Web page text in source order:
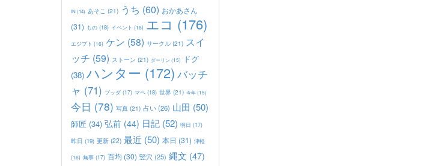
IN(14) あそこ (21) うち (60) おかあさん
(31) もの (18) イベント (16) エコ (176)
エジプト (16) ケン (58) サークル (21) スイ
ッチ (59) ストーン (21) ダーリン(15)
ドグ
(38) ハンター (172) バッチ
ャ (71) ブッダ (17) マペ (18) 世界 (21) 今年(15)
今日 (78) 写真 (21) 占い(26) 山田 (50)
師匠 (34) 弘前 (44) 日記 (52) 明日 (17)
昨日 (19) 更新 (22) 最近 (50) 本日 (31) 津軽
(16) 無事 (17) 百均 (30) 竪穴 (25) 縄文 (47)